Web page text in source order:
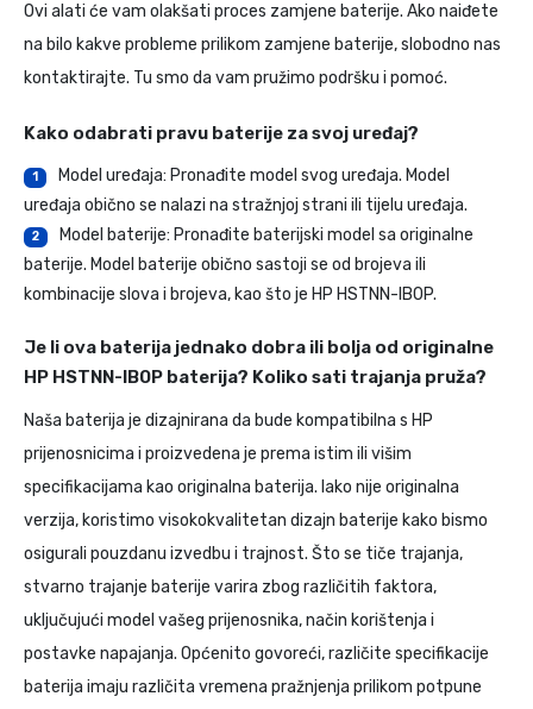
Ovi alati će vam olakšati proces zamjene baterije. Ako naiđete
na bilo kakve probleme prilikom zamjene baterije, slobodno nas
kontaktirajte. Tu smo da vam pružimo podršku i pomoć.
Kako odabrati pravu baterije za svoj uređaj?
1
Model uređaja: Pronađite model svog uređaja. Model
uređaja obično se nalazi na stražnjoj strani ili tijelu uređaja.
2
Model baterije: Pronađite baterijski model sa originalne
baterije. Model baterije obično sastoji se od brojeva ili
kombinacije slova i brojeva, kao što je HP HSTNN-IB0P.
Je li ova baterija jednako dobra ili bolja od originalne
HP HSTNN-IB0P baterija? Koliko sati trajanja pruža?
Naša baterija je dizajnirana da bude kompatibilna s HP
prijenosnicima i proizvedena je prema istim ili višim
specifikacijama kao originalna baterija. Iako nije originalna
verzija, koristimo visokokvalitetan dizajn baterije kako bismo
osigurali pouzdanu izvedbu i trajnost. Što se tiče trajanja,
stvarno trajanje baterije varira zbog različitih faktora,
uključujući model vašeg prijenosnika, način korištenja i
postavke napajanja. Općenito govoreći, različite specifikacije
baterija imaju različita vremena pražnjenja prilikom potpune